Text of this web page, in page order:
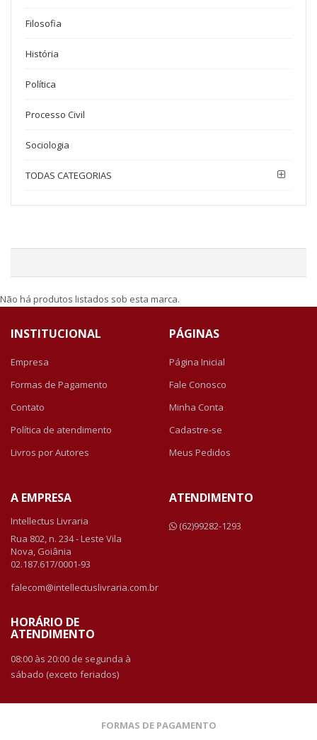
Filosofia
História
Política
Processo Civil
Sociologia
TODAS CATEGORIAS
Não há produtos listados sob esta marca.
INSTITUCIONAL
Empresa
Formas de Pagamento
Contato
Política de atendimento
Livros por Autores
PÁGINAS
Página Inicial
Fale Conosco
Minha Conta
Cadastre-se
Meus Pedidos
A EMPRESA
Intellectus Livraria
Rua 802, n. 234 - Leste Vila
Nova, Goiânia
02.187.617/0001-93
falecom@intellectuslivraria.com.br
HORÁRIO DE
ATENDIMENTO
08:00 às 20:00 de segunda à
sábado (exceto feriados)
ATENDIMENTO
(62)99282-1293
FORMAS DE PAGAMENTO